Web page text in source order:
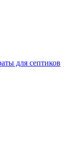
для септиков